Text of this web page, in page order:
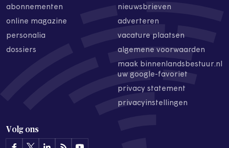
abonnementen
online magazine
personalia
dossiers
nieuwsbrieven
adverteren
vacature plaatsen
algemene voorwaarden
maak binnenlandsbestuur.nl
uw google-favoriet
privacy statement
privacyinstellingen
Volg ons